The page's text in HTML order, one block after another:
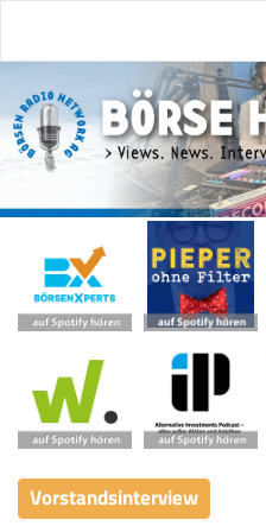
Vorstandsinterview